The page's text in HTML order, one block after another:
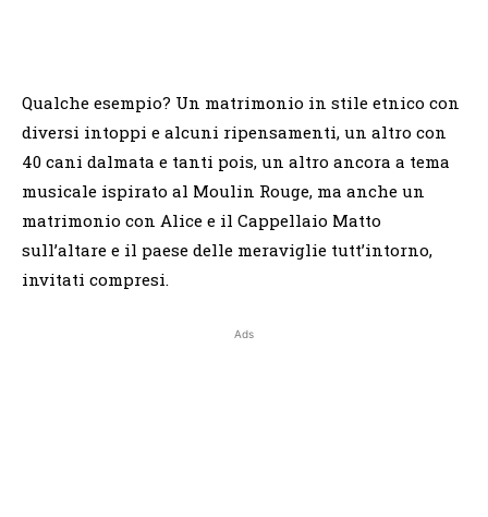
Qualche esempio? Un matrimonio in stile etnico con
diversi intoppi e alcuni ripensamenti, un altro con
40 cani dalmata e tanti pois, un altro ancora a tema
musicale ispirato al Moulin Rouge, ma anche un
matrimonio con Alice e il Cappellaio Matto
sull’altare e il paese delle meraviglie tutt’intorno,
invitati compresi.
Ads